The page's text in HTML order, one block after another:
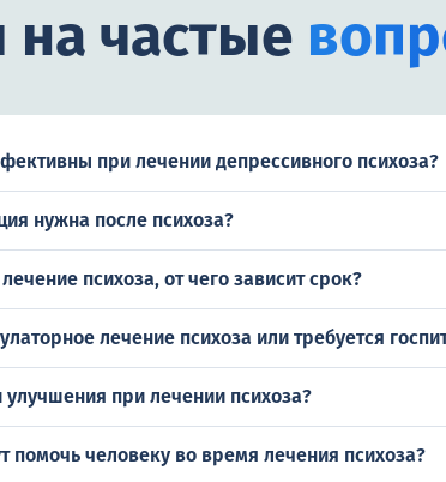
частые
при лечении депрессивного психоза?
нужна после психоза?
психоза, от чего зависит срок?
лечение психоза или требуется
при лечении психоза?
помочь человеку во время лечения психоза?